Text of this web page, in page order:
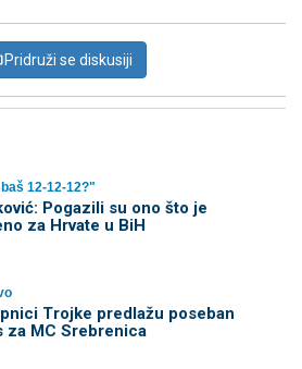
Pridruži se diskusiji
12-12-12?"
Pogazili su ono što je
za Hrvate u BiH
Trojke predlažu poseban
za MC Srebrenica